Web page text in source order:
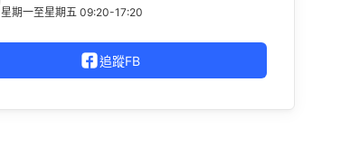
星期一至星期五 09:20-17:20
追蹤FB